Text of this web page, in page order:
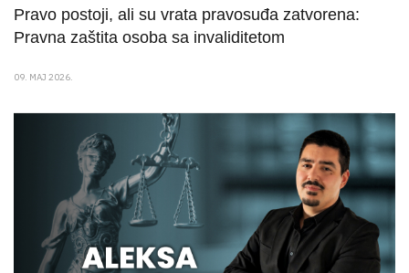
Pravo postoji, ali su vrata pravosuđa zatvorena:
Pravna zaštita osoba sa invaliditetom
09. MAJ 2026.